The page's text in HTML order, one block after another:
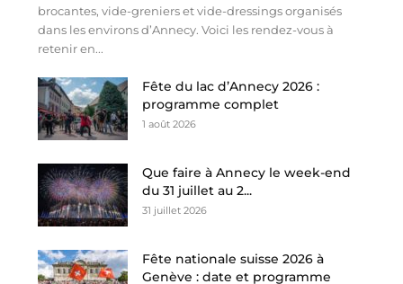
brocantes, vide-greniers et vide-dressings organisés
dans les environs d’Annecy. Voici les rendez-vous à
retenir en...
Fête du lac d’Annecy 2026 :
programme complet
1 août 2026
Que faire à Annecy le week-end
du 31 juillet au 2...
31 juillet 2026
Fête nationale suisse 2026 à
Genève : date et programme